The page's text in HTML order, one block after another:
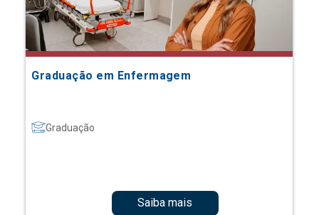
Graduação em Enfermagem
Graduação
Saiba mais